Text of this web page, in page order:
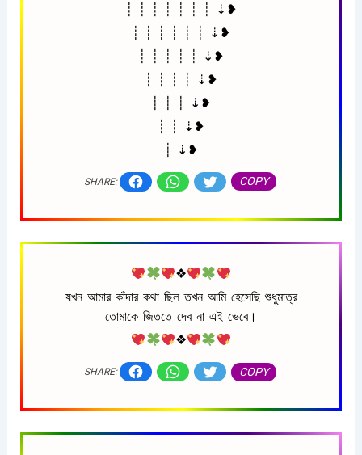
┊ ┊ ┊ ┊ ┊ ┊ ┊ ⇣❥
┊ ┊ ┊ ┊ ┊ ┊ ⇣❥
┊ ┊ ┊ ┊ ┊ ⇣❥
┊ ┊ ┊ ┊ ⇣❥
┊ ┊ ┊ ⇣❥
┊ ┊ ⇣❥
┊ ⇣❥
SHARE: COPY
❖
যখন আমার কাঁদার কথা ছিল তখন আমি হেসেছি শুধুমাত্র
তোমাকে জিততে দেব না এই ভেবে।
❖
SHARE: COPY